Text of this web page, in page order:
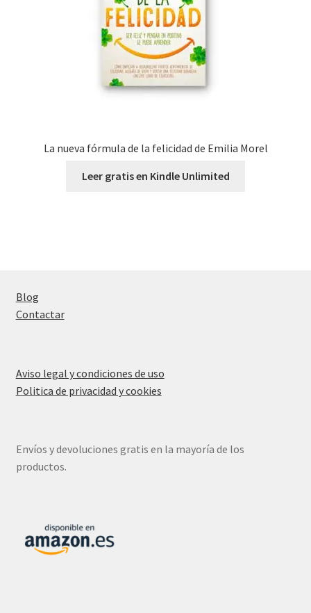
La nueva fórmula de la felicidad de Emilia Morel
Leer gratis en Kindle Unlimited
Blog
Contactar
Aviso legal y condiciones de uso
Politica de privacidad y cookies
Envíos y devoluciones gratis en la mayoría de los
productos.